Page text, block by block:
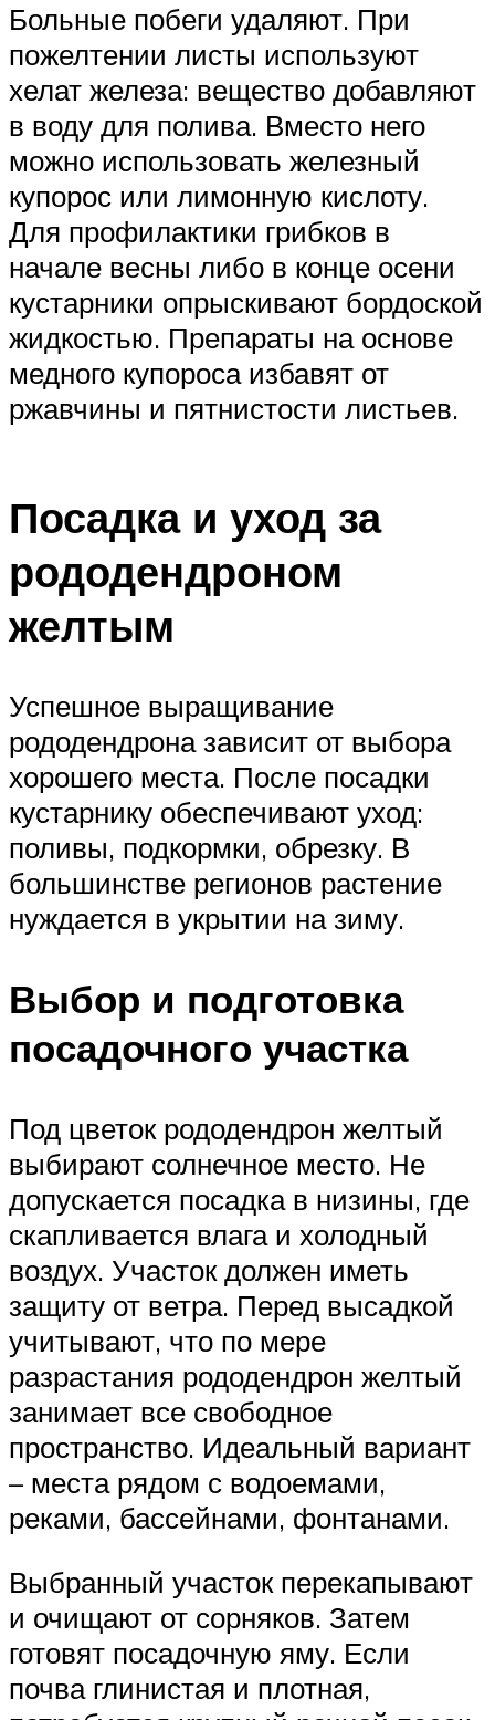
Больные побеги удаляют. При
пожелтении листы используют
хелат железа: вещество добавляют
в воду для полива. Вместо него
можно использовать железный
купорос или лимонную кислоту.
Для профилактики грибков в
начале весны либо в конце осени
кустарники опрыскивают бордоской
жидкостью. Препараты на основе
медного купороса избавят от
ржавчины и пятнистости листьев.
Посадка и уход за
рододендроном
желтым
Успешное выращивание
рододендрона зависит от выбора
хорошего места. После посадки
кустарнику обеспечивают уход:
поливы, подкормки, обрезку. В
большинстве регионов растение
нуждается в укрытии на зиму.
Выбор и подготовка
посадочного участка
Под цветок рододендрон желтый
выбирают солнечное место. Не
допускается посадка в низины, где
скапливается влага и холодный
воздух. Участок должен иметь
защиту от ветра. Перед высадкой
учитывают, что по мере
разрастания рододендрон желтый
занимает все свободное
пространство. Идеальный вариант
– места рядом с водоемами,
реками, бассейнами, фонтанами.
Выбранный участок перекапывают
и очищают от сорняков. Затем
готовят посадочную яму. Если
почва глинистая и плотная,